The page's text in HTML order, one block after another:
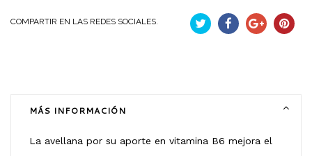
COMPARTIR EN LAS REDES SOCIALES.
MÁS INFORMACIÓN
La avellana por su aporte en vitamina B6 mejora el